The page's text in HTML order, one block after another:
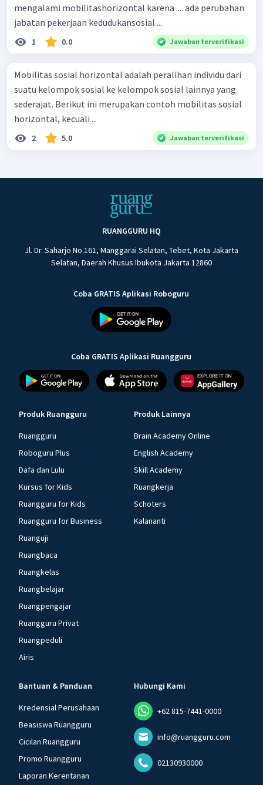
mengalami mobilitashorizontal karena .... ada perubahan
jabatan pekerjaan kedudukansosial ...
1 0.0 Jawaban terverifikasi
Mobilitas sosial horizontal adalah peralihan individu dari
suatu kelompok sosial ke kelompok sosial lainnya yang
sederajat. Berikut ini merupakan contoh mobilitas sosial
horizontal, kecuali ...
2 5.0 Jawaban terverifikasi
RUANGGURU HQ
Jl. Dr. Saharjo No.161, Manggarai Selatan, Tebet, Kota Jakarta
Selatan, Daerah Khusus Ibukota Jakarta 12860
Coba GRATIS Aplikasi Roboguru
Coba GRATIS Aplikasi Ruangguru
Produk Ruangguru
Ruangguru
Roboguru Plus
Dafa dan Lulu
Kursus for Kids
Ruangguru for Kids
Ruangguru for Business
Ruanguji
Ruangbaca
Ruangkelas
Ruangbelajar
Ruangpengajar
Ruangguru Privat
Ruangpeduli
Airis
Produk Lainnya
Brain Academy Online
English Academy
Skill Academy
Ruangkerja
Schoters
Kalananti
Bantuan & Panduan
Kredensial Perusahaan
Beasiswa Ruangguru
Cicilan Ruangguru
Promo Ruangguru
Laporan Kerentanan
Hubungi Kami
+62 815-7441-0000
info@ruangguru.com
02130930000